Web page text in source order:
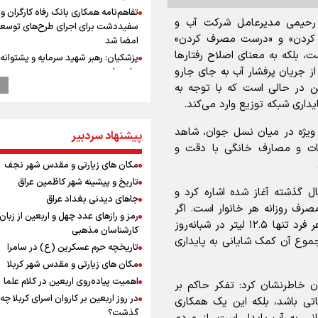
رحیمی مدیرعامل شرکت آب و
کردن» و «درست مصرف کردن»
به معنای اصلاح رفتار‌ها
جریان پرفشار آب به جای جارو
در حالی است که با توجه به
شبکه توزیع وارد می‌کند.
ویژه در میان نسل جوان، شاهد
و مصارف خانگی با دقت و
گذشته آغاز شده اشاره کرد و
پویش، کاهش تنها ۵۰ لیتر از مصرف روزانه هر خانوار است. اگر
یک خانوار متوسط چهار نفره را در نظر بگیریم، سهم هر فرد تنها ۱۲.۵ لیتر در شبانه‌روز
آن کمک شایانی به پایداری
خاطرنشان کرد: تفکر حاکم بر
باشد، بلکه این یک همکاری
تفاهم‌نامه همکاری بانک رفاه کارگران
سفیددشت برای اجرای طرح‌های
امضا شد
پزشکیان: رهبر شهید سرمایه و
برای ما بود
گزارشی از ورود وزیر ورزش و جوانان
عماد احمدوند : نسخه نانویی برای حل
بحران منابع آبی کشور
رهبر شهید انقلاب: ادّعاهای دروغین
آمریکایی‌ها باید افشا شود
یحیی سریع: در عملیاتی گسترده
نظامی وابسته به عربستان را هدف قرار
وقتی از وفاق صحبت می‌کنم، منظورم
هستند/ مسیر اصلاحات آغاز شده و
نخواهد شد
در مرزهای شلمچه و چذابه ثبت شد /
هزار موکب در خوزستان و
پیشنهاد سردبیر
مکان های زیارتی و مقدس شهر نجف
تاریخ و پیشینه شهر کاظمین عراق
جاهای دیدنی بغداد عراق
رمز و رازهای عدد چهل و اربعین از زبان
کارشناسان مذهبی
تاریخچه حرم عسکرین (ع) در سامرا
مکان های زیارتی و مقدس شهر کربلا
اهمیت پیاده‌روی اربعین در کلام علما
در روز اربعین بر کاروان اسرای کربلا چه
گذشت؟